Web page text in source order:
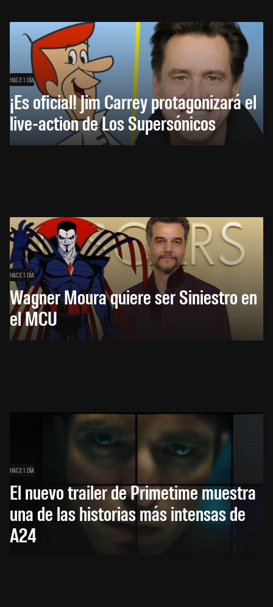
HACE 1 DÍA
¡Es oficial! Jim Carrey protagonizará el
live-action de Los Supersónicos
HACE 1 DÍA
Wagner Moura quiere ser Siniestro en
el MCU
HACE 1 DÍA
El nuevo trailer de Primetime muestra
una de las historias más intensas de
A24